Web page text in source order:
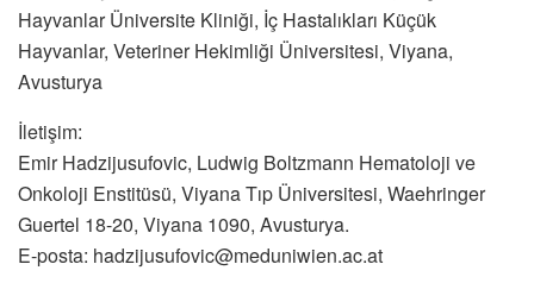
Hayvanlar Üniversite Kliniği, İç Hastalıkları Küçük
Hayvanlar, Veteriner Hekimliği Üniversitesi, Viyana,
Avusturya
İletişim:
Emir Hadzijusufovic, Ludwig Boltzmann Hematoloji ve
Onkoloji Enstitüsü, Viyana Tıp Üniversitesi, Waehringer
Guertel 18-20, Viyana 1090, Avusturya.
E-posta: hadzijusufovic@meduniwien.ac.at